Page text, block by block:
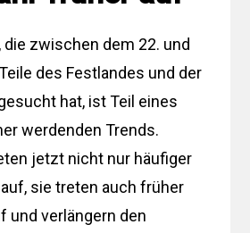
die zwischen dem 22. und
des Festlandes und der
hat, ist Teil eines
werdenden Trends.
jetzt nicht nur häufiger
sie treten auch früher
und verlängern den